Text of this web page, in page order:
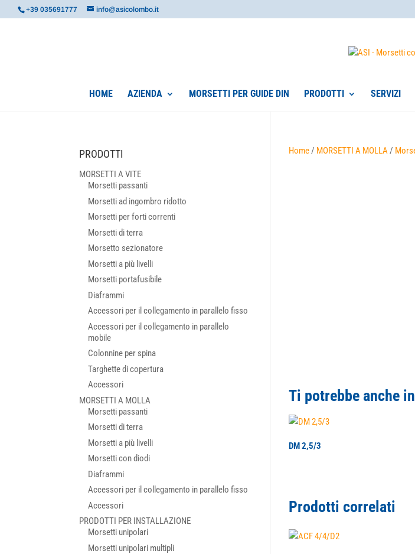
+39 035691777 info@asicolombo.it
HOME AZIENDA MORSETTI PER GUIDE DIN PRODOTTI SERVIZI
Home/ MORSETTI A MOLLA/
Ti potrebbe anche
DM 2,5/3
Prodotti correlati
PRODOTTI
MORSETTI A VITE
Morsetti passanti
Morsetti ad ingombro ridotto
Morsetti per forti correnti
Morsetti di terra
Morsetto sezionatore
Morsetti a più livelli
Morsetti portafusibile
Diaframmi
Accessori per il collegamento in parallelo fisso
Accessori per il collegamento in parallelo
mobile
Colonnine per spina
Targhette di copertura
Accessori
MORSETTI A MOLLA
Morsetti passanti
Morsetti di terra
Morsetti a più livelli
Morsetti con diodi
Diaframmi
Accessori per il collegamento in parallelo fisso
Accessori
PRODOTTI PER INSTALLAZIONE
Morsetti unipolari
Morsetti unipolari multipli